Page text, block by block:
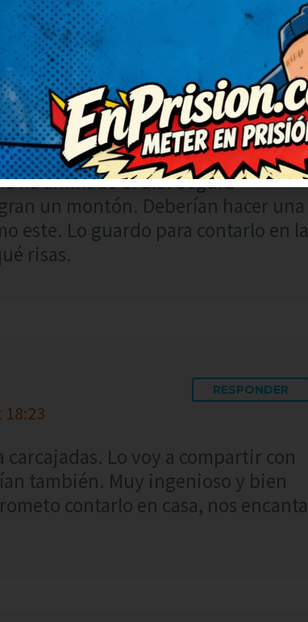
RESPONDER
ha animado el día. Seguid
un montón. Deberían hacer una
este. Lo guardo para contarlo en la
risas.
RESPONDER
Lo voy a compartir con
también. Muy ingenioso y bien
contarlo en casa, nos encanta